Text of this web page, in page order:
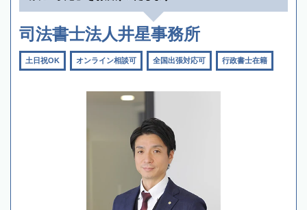
司法書士法人井星事務所
土日祝OK オンライン相談可 全国出張対応可 行政書士在籍